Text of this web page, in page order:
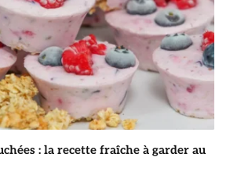
: la recette fraîche à garder au